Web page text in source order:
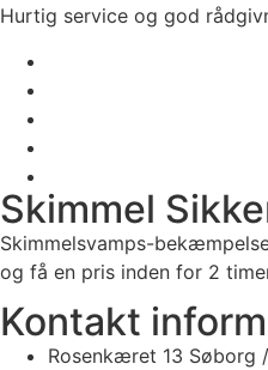
Hurtig service og god
Skimmel
Skimmelsvamps-
og få en pris inden for 2
Kontakt
Rosenkæret 13 Søborg